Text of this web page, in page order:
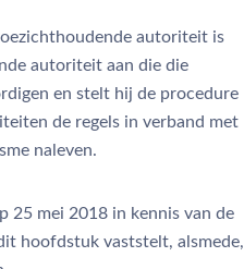
autoriteit is
autoriteit aan die die
en stelt hij de procedure
de regels in verband met
naleven.
mei 2018 in kennis van de
hoofdstuk vaststelt, alsmede,